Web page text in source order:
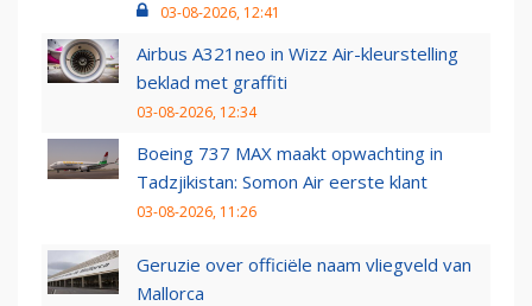
03-08-2026, 12:41
Airbus A321neo in Wizz Air-kleurstelling
beklad met graffiti
03-08-2026, 12:34
Boeing 737 MAX maakt opwachting in
Tadzjikistan: Somon Air eerste klant
03-08-2026, 11:26
Geruzie over officiële naam vliegveld van
Mallorca